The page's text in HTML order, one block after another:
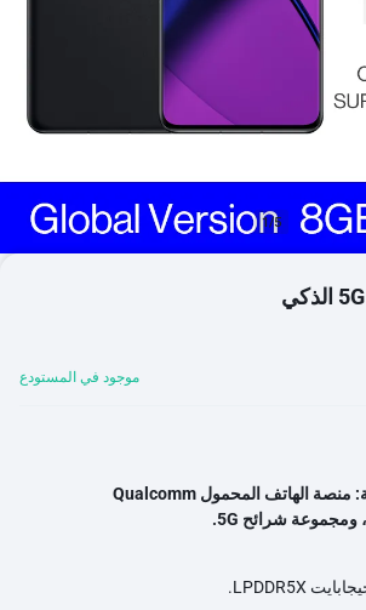
1/5
موجود في المستودع
وحدة المعالجة المركزية: منصة الهاتف المحمول Qualcomm